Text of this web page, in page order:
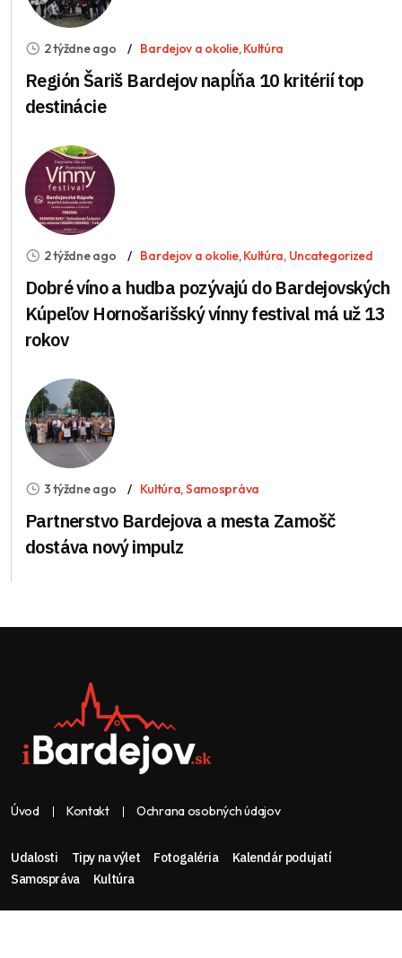
2 týždne ago Bardejov a okolie,Kultúra
Región Šariš Bardejov napĺňa 10 kritérií top
destinácie
2 týždne ago Bardejov a okolie,Kultúra, Uncategorized
Dobré víno a hudba pozývajú do Bardejovských
Kúpeľov Hornošarišský vínny festival má už 13
rokov
3 týždne ago Kultúra,Samospráva
Partnerstvo Bardejova a mesta Zamošč
dostáva nový impulz
Úvod Kontakt Ochrana osobných údajov
Udalosti Tipy na výlet Fotogaléria
Kalendár podujatí
Samospráva
Kultúra